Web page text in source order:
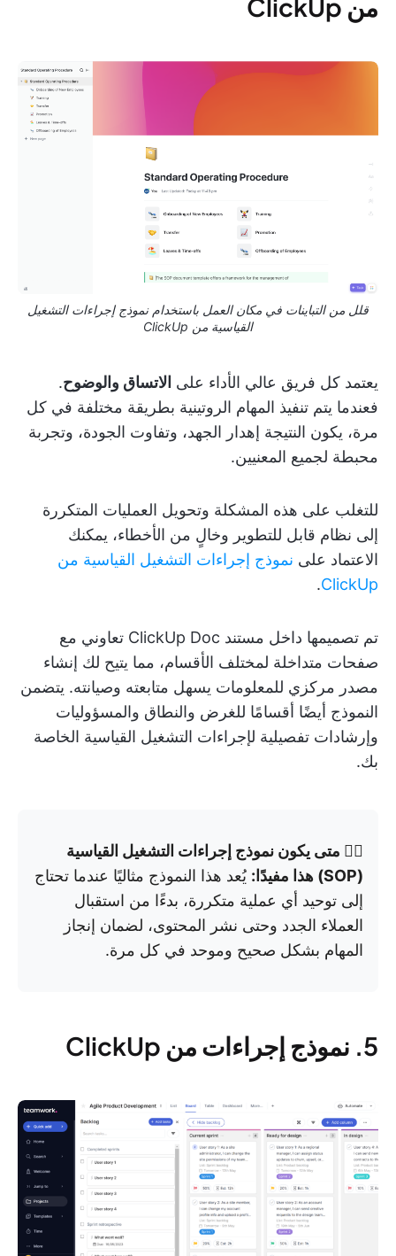
من ClickUp
قلل من التباينات في مكان العمل باستخدام نموذج إجراءات التشغيل
القياسية من ClickUp
يعتمد كل فريق عالي الأداء على الاتساق والوضوح.
فعندما يتم تنفيذ المهام الروتينية بطريقة مختلفة في كل
مرة، يكون النتيجة إهدار الجهد، وتفاوت الجودة، وتجربة
محبطة لجميع المعنيين.
للتغلب على هذه المشكلة وتحويل العمليات المتكررة
إلى نظام قابل للتطوير وخالٍ من الأخطاء، يمكنك
الاعتماد على نموذج إجراءات التشغيل القياسية من
ClickUp
.
تم تصميمها داخل مستند ClickUp Doc تعاوني مع
صفحات متداخلة لمختلف الأقسام، مما يتيح لك إنشاء
مصدر مركزي للمعلومات يسهل متابعته وصيانته. يتضمن
النموذج أيضًا أقسامًا للغرض والنطاق والمسؤوليات
وإرشادات تفصيلية لإجراءات التشغيل القياسية الخاصة
بك.
👉🏼 متى يكون نموذج إجراءات التشغيل القياسية
(SOP) هذا مفيدًا:
يُعد هذا النموذج مثاليًا عندما تحتاج
إلى توحيد أي عملية متكررة، بدءًا من استقبال
العملاء الجدد وحتى نشر المحتوى، لضمان إنجاز
المهام بشكل صحيح وموحد في كل مرة.
5. نموذج إجراءات من ClickUp